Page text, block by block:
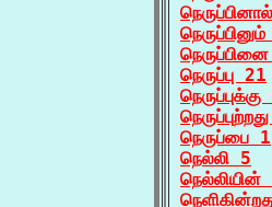
நெருப்பு 21
நெருப்புக்கு
நெருப்பை 1
நெல்லி 5
நெல்லியின்